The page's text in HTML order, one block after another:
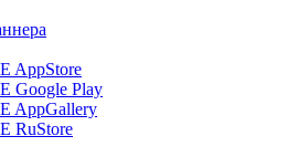
AppStore
Google Play
AppGallery
RuStore